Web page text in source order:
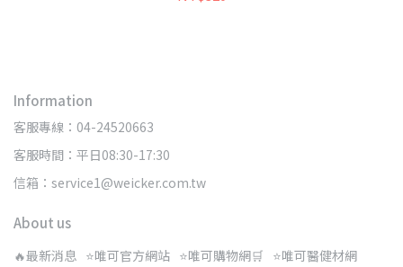
Information
客服專線：04-24520663
客服時間：平日08:30-17:30
信箱：service1@weicker.com.tw
About us
🔥最新消息 ⭐唯可官方網站 ⭐唯可購物網🛒 ⭐唯可醫健材網